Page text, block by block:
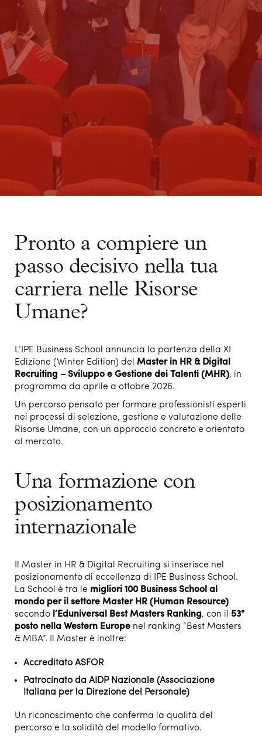
Pronto a compiere un
passo decisivo nella tua
carriera nelle Risorse
Umane?
L’IPE Business School annuncia la partenza della XI
Edizione (Winter Edition) del Master in HR & Digital
Recruiting – Sviluppo e Gestione dei Talenti (MHR), in
programma da aprile a ottobre 2026.
Un percorso pensato per formare professionisti esperti
nei processi di selezione, gestione e valutazione delle
Risorse Umane, con un approccio concreto e orientato
al mercato.
Una formazione con
posizionamento
internazionale
Il Master in HR & Digital Recruiting si inserisce nel
posizionamento di eccellenza di IPE Business School.
La School è tra le migliori 100 Business School al
mondo per il settore Master HR (Human Resource)
secondo l’Eduniversal Best Masters Ranking, con il 53°
posto nella Western Europe nel ranking “Best Masters
& MBA”. Il Master è inoltre:
Accreditato ASFOR
Patrocinato da AIDP Nazionale (Associazione
Italiana per la Direzione del Personale)
Un riconoscimento che conferma la qualità del
percorso e la solidità del modello formativo.